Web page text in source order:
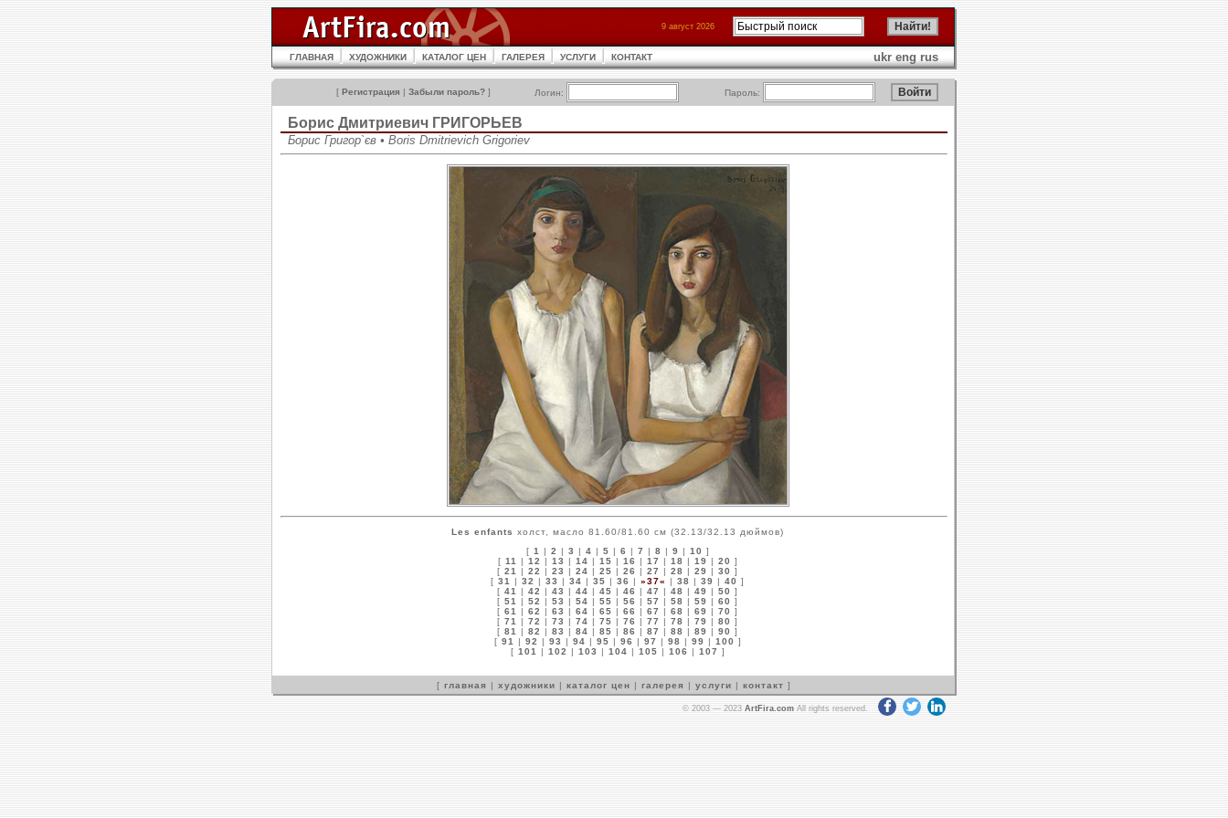
9 август 2026
ГЛАВНАЯ ХУДОЖНИКИ КАТАЛОГ ЦЕН ГАЛЕРЕЯ УСЛУГИ КОНТАКТ ukr eng rus
[ Регистрация | Забыли пароль? ] Логин: Пароль:
Борис Дмитриевич ГРИГОРЬЕВ
Борис Григор`єв • Boris Dmitrievich Grigoriev
Les enfants холст, масло 81.60/81.60 см (32.13/32.13 дюймов)
[ 1 | 2 | 3 | 4 | 5 | 6 | 7 | 8 | 9 | 10 ]
[ 11 | 12 | 13 | 14 | 15 | 16 | 17 | 18 | 19 | 20 ]
[ 21 | 22 | 23 | 24 | 25 | 26 | 27 | 28 | 29 | 30 ]
[ 31 | 32 | 33 | 34 | 35 | 36 | »37« | 38 | 39 | 40 ]
[ 41 | 42 | 43 | 44 | 45 | 46 | 47 | 48 | 49 | 50 ]
[ 51 | 52 | 53 | 54 | 55 | 56 | 57 | 58 | 59 | 60 ]
[ 61 | 62 | 63 | 64 | 65 | 66 | 67 | 68 | 69 | 70 ]
[ 71 | 72 | 73 | 74 | 75 | 76 | 77 | 78 | 79 | 80 ]
[ 81 | 82 | 83 | 84 | 85 | 86 | 87 | 88 | 89 | 90 ]
[ 91 | 92 | 93 | 94 | 95 | 96 | 97 | 98 | 99 | 100 ]
[ 101 | 102 | 103 | 104 | 105 | 106 | 107 ]
[ главная | художники | каталог цен | галерея | услуги | контакт ]
© 2003 — 2023 ArtFira.com All rights reserved.